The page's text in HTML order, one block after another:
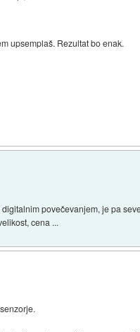
upsemplaš. Rezultat bo enak.
povečevanjem, je pa
cena ...